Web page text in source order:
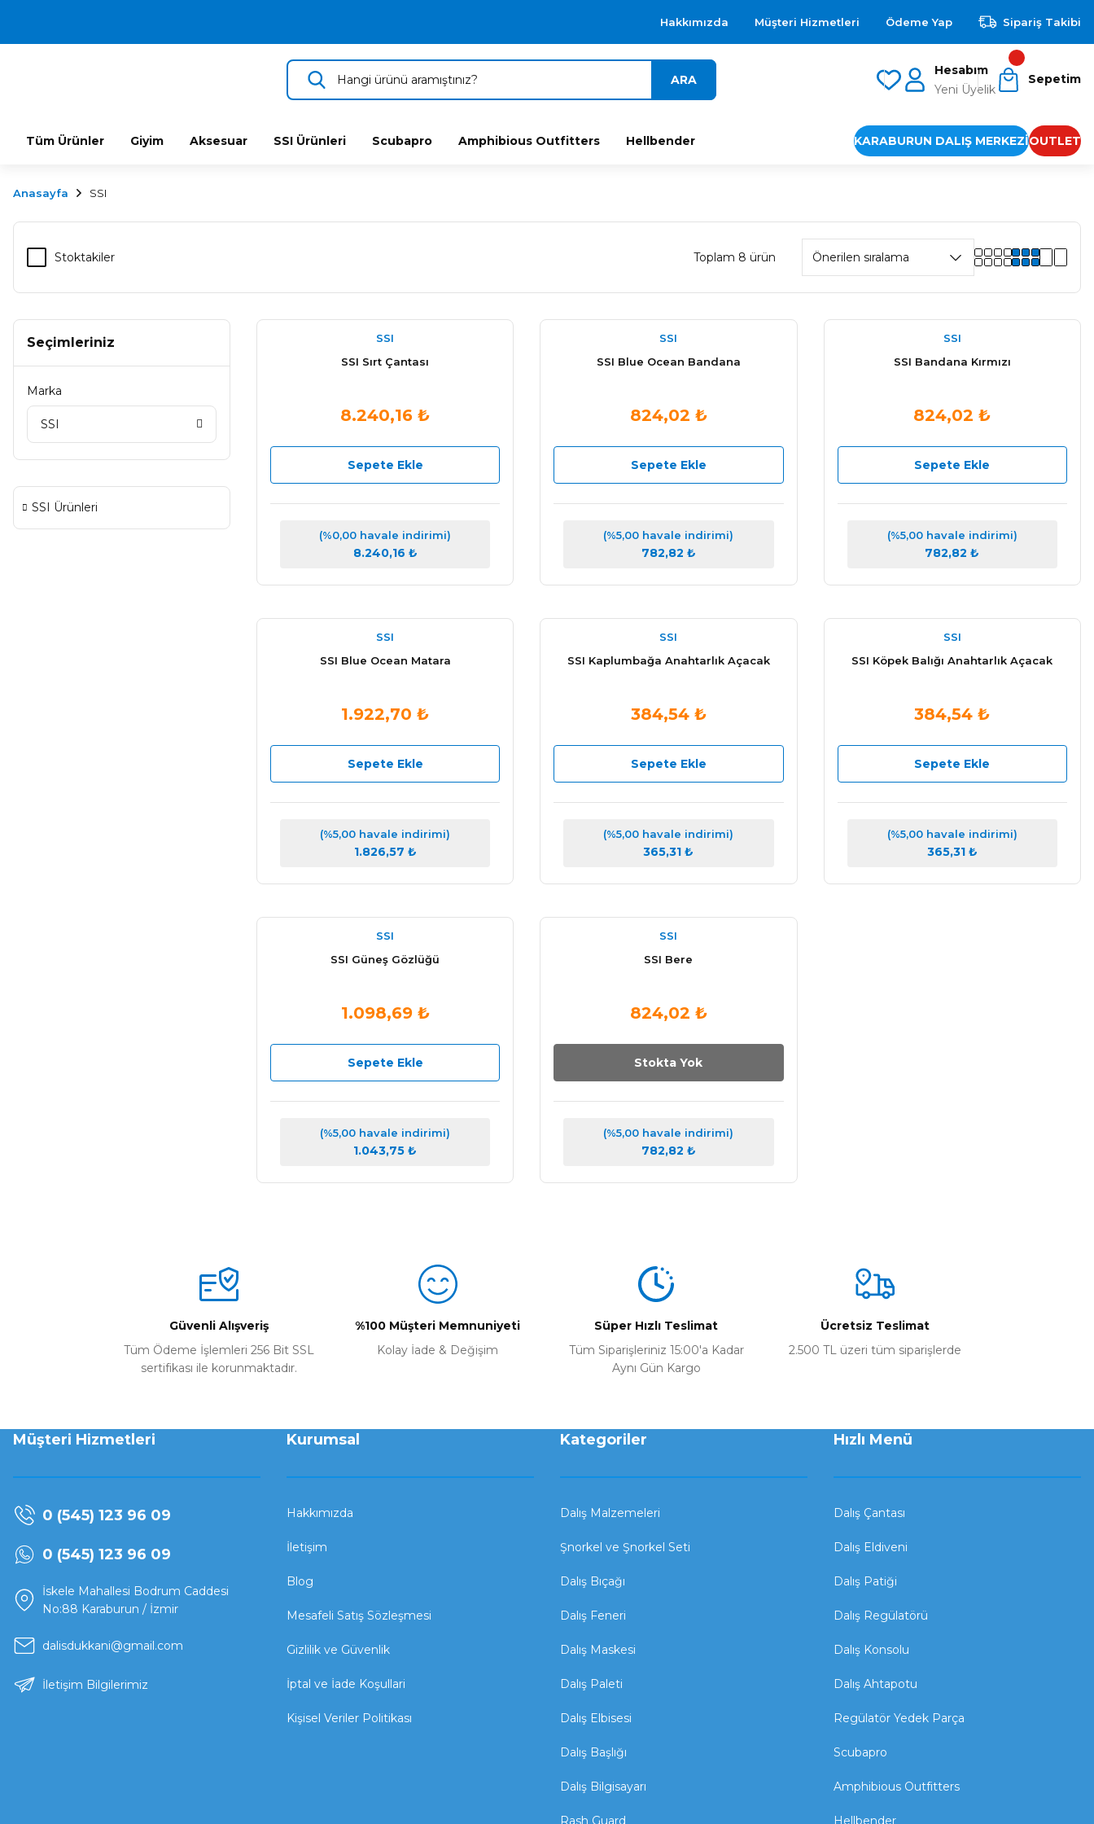
KAMPANYALI TAKSİTLİ SATIŞ
Hakkımızda Müşteri Hizmetleri Ödeme Yap Sipariş Takibi
ARA
Hesabım
Yeni Üyelik
Sepetim
Tüm Ürünler Giyim Aksesuar SSI Ürünleri Scubapro Amphibious Outfitters Hellbender KARABURUN DALIŞ MERKEZİOUTLET
Anasayfa SSI
Stoktakiler Toplam 8 ürün
Seçimleriniz
Marka
SSI
SSI Ürünleri
SSI
SSI Sırt Çantası
8.240,16 ₺
Sepete Ekle
(%0,00 havale indirimi)
8.240,16 ₺
SSI
SSI Blue Ocean Bandana
824,02 ₺
Sepete Ekle
(%5,00 havale indirimi)
782,82 ₺
SSI
SSI Bandana Kırmızı
824,02 ₺
Sepete Ekle
(%5,00 havale indirimi)
782,82 ₺
SSI
SSI Blue Ocean Matara
1.922,70 ₺
Sepete Ekle
(%5,00 havale indirimi)
1.826,57 ₺
SSI
SSI Kaplumbağa Anahtarlık Açacak
384,54 ₺
Sepete Ekle
(%5,00 havale indirimi)
365,31 ₺
SSI
SSI Köpek Balığı Anahtarlık Açacak
384,54 ₺
Sepete Ekle
(%5,00 havale indirimi)
365,31 ₺
SSI
SSI Güneş Gözlüğü
1.098,69 ₺
Sepete Ekle
(%5,00 havale indirimi)
1.043,75 ₺
Tükendi
SSI
SSI Bere
824,02 ₺
Stokta Yok
(%5,00 havale indirimi)
782,82 ₺
Güvenli Alışveriş
Tüm Ödeme İşlemleri 256 Bit SSL
sertifikası ile korunmaktadır.
%100 Müşteri Memnuniyeti
Kolay İade & Değişim
Süper Hızlı Teslimat
Tüm Siparişleriniz 15:00'a Kadar
Aynı Gün Kargo
Ücretsiz Teslimat
2.500 TL üzeri tüm siparişlerde
Müşteri Hizmetleri
0 (545) 123 96 09
0 (545) 123 96 09
İskele Mahallesi Bodrum Caddesi
No:88 Karaburun / İzmir
dalisdukkani@gmail.com
İletişim Bilgilerimiz
Kurumsal
Hakkımızda
İletişim
Blog
Mesafeli Satış Sözleşmesi
Gizlilik ve Güvenlik
İptal ve İade Koşullari
Kişisel Veriler Politikası
Kategoriler
Dalış Malzemeleri
Şnorkel ve Şnorkel Seti
Dalış Bıçağı
Dalış Feneri
Dalış Maskesi
Dalış Paleti
Dalış Elbisesi
Dalış Başlığı
Dalış Bilgisayarı
Rash Guard
Hızlı Menü
Dalış Çantası
Dalış Eldiveni
Dalış Patiği
Dalış Regülatörü
Dalış Konsolu
Dalış Ahtapotu
Regülatör Yedek Parça
Scubapro
Amphibious Outfitters
Hellbender